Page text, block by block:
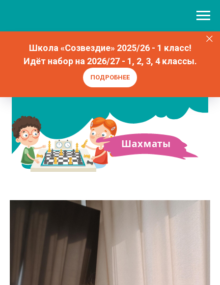
Школа «Созвездие» 2025/26 - 1 класс!
Идёт набор на 2026/27 - 1, 2, 3, 4 классы.
ПОДРОБНЕЕ